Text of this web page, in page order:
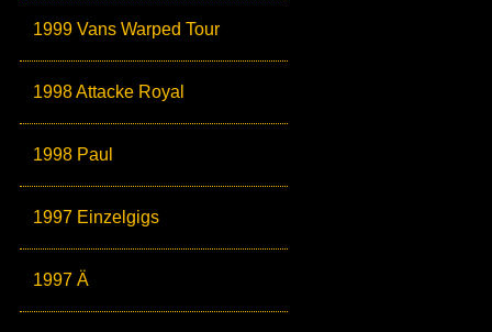
1999 Vans Warped Tour
1998 Attacke Royal
1998 Paul
1997 Einzelgigs
1997 Ä